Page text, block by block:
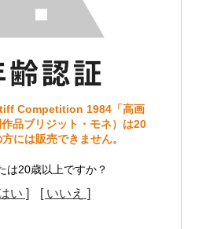
Competition 1984「高画
品ブリジット・モネ）は20
には販売できません。
は20歳以上ですか？
い ] [ いいえ ]